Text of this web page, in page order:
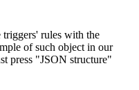
rules with the
of such object in our
press "JSON structure"